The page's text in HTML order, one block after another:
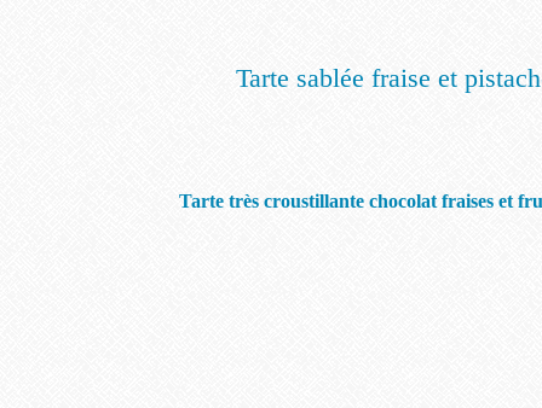
Tarte sablée fraise et
Tarte très croustillante chocolat fraises et